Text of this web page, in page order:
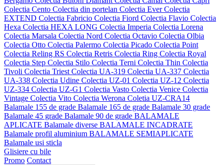
Colectia Cento Colectia din portelan Colectia EverColectia
EXTEND Colectia Fabricio Colectia Fiord Colectia Flavio Colectia
Hexa Colectia HEXA LONG Colectia Imperia Colectia Lorena
Colectia Marsala Colectia Nord Colectia Octavio Colectia Olbia
Colectia Otto Colectia Palermo Colectia Picado Colectia Point
Colectia Reling RS Colectia Retris Colectia Ring Colectia Royal
Colectia Step Colectia Stilo Colectia Terni Colectia Thin Colectia
Tivoli Colectia Triest Colectia UA-319 Colectia UA-337 Colectia
UA-338 Colectia Udine Colectia UZ-01 Colectia UZ-12 Colectia
UZ-334 Colectia UZ-G1 Colectia Vasto Colectia Venice Colectia
Vintage Colectia Vito Colectia Werona Coletia UZ-CRA14
Balamale 155 de grade Balamale 165 de grade Balamale 30 grade
Balamale 45 grade Balamale 90 de grade BALAMALE
APLICATE Balamale diverse BALAMALE INCADRATE
Balamale profil aluminium BALAMALE SEMIAPLICATE
Balamale usi sticla
Glisiere cu bile
Promo Contact